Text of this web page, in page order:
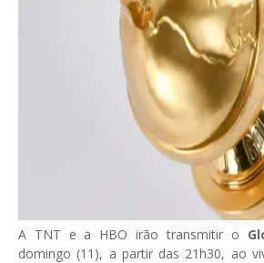
A TNT e a HBO irão transmitir o
domingo (11), a partir das 21h30, ao